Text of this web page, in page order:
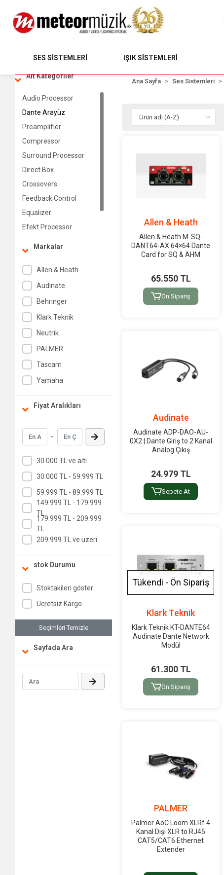
SES SİSTEMLERİ IŞIK SİSTEMLERİ
Alt Kategoriler
Audio Processor
Dante Arayüz
Preamplifier
Compressor
Surround Processor
Direct Box
Crossovers
Feedback Control
Equalizer
Efekt Processor
Markalar
Allen & Heath
Audinate
Behringer
Klark Teknik
Neutrik
PALMER
Tascam
Yamaha
Fiyat Aralıkları
-
30.000 TL ve altı
30.000 TL - 59.999 TL
59.999 TL - 89.999 TL
149.999 TL - 179.999
TL
179.999 TL - 209.999
TL
209.999 TL ve üzeri
stok Durumu
Stoktakileri göster
Ücretsiz Kargo
Seçimleri Temizle
Sayfada Ara
Ana Sayfa Ses Sistemleri
Allen & Heath
Allen & Heath M-SQ-
DANT64-AX 64×64 Dante
Card for SQ & AHM
65.550 TL
Ön Sipariş
Audinate
Audinate ADP-DAO-AU-
0X2 | Dante Giriş to 2 Kanal
Analog Çıkış
24.979 TL
Sepete At
Tükendi - Ön Sipariş
Klark Teknik
Klark Teknik KT-DANTE64
Audinate Dante Network
Modül
61.300 TL
Ön Sipariş
PALMER
Palmer AoC Loom XLRf 4
Kanal Dişi XLR to RJ45
CAT5/CAT6 Ethernet
Extender